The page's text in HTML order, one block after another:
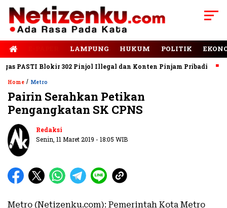
LAMPUNG HUKUM POLITIK
PASTI Blokir 302 Pinjol Illegal dan Konten Pinjam Pribadi
Home / Metro
Pairin Serahkan Petikan
Pengangkatan SK CPNS
Redaksi
Senin, 11 Maret 2019 - 18:05 WIB
Metro (Netizenku.com): Pemerintah Kota Metro